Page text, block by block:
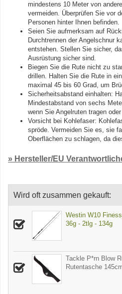
mindestens 10 Meter von
vermeiden. Überprüfen Sie vor
Personen hinter Ihnen befinden.
Seien Sie aufmerksam auf
Durchtrennen der Angelschnur
entstehen. Stellen Sie sicher,
Ausrüstung sicher sind.
Biegen Sie die Rute nicht zu
drillen. Halten Sie die Rute in
maximal 45 bis 60 Grad, um
Sicherheitsabstand einhalten:
Mindestabstand von sechs
wenn Sie Angelruten tragen
Vorsicht bei Kohlefaser:
spröde. Vermeiden Sie es, sie
Oberflächen zu schlagen, da
» Hersteller/EU
Wird oft zusammen gekauft:
Westin W10
36g - 2tlg - 134g
Tackle P*rn Blow
Rutentasche